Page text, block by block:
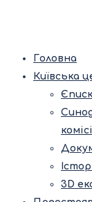
Головна
Київська
3D